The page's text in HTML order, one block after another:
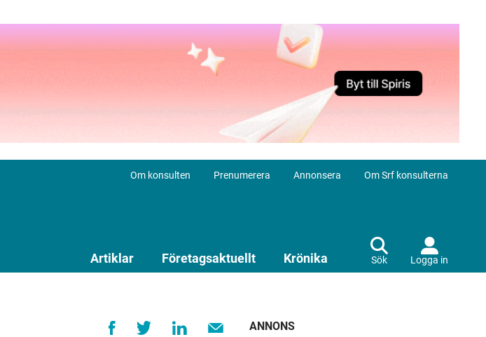
Om konsulten Prenumerera Annonsera Om Srf konsulterna
Artiklar Företagsaktuellt Krönika Sök Logga in
ANNONS